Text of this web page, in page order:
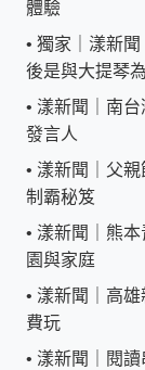
體驗
• 獨家｜漾新
後是與大提琴
• 漾新聞｜南
發言人
• 漾新聞｜父
制霸秘笈
• 漾新聞｜熊
園與家庭
• 漾新聞｜高
費玩
• 漾新聞｜閱